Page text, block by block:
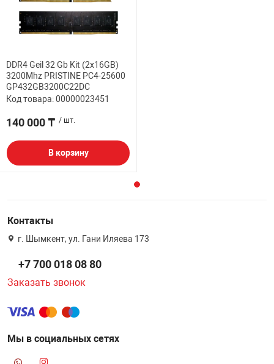
DDR4 Geil 32 Gb Kit (2x16GB)
3200Mhz PRISTINE PC4-25600
GP432GB3200C22DC
Код товара: 00000023451
140 000 ₸ / шт.
В корзину
Контакты
г. Шымкент, ул. Гани Иляева 173
+7 700 018 08 80
Заказать звонок
Мы в социальных сетях